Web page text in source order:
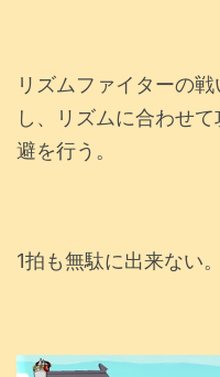
リズムファイターの
し、リズムに合わせ
避を行う。
1拍も無駄に出来ない。